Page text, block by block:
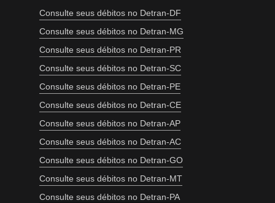
Consulte seus débitos no Detran-DF
Consulte seus débitos no Detran-MG
Consulte seus débitos no Detran-PR
Consulte seus débitos no Detran-SC
Consulte seus débitos no Detran-PE
Consulte seus débitos no Detran-CE
Consulte seus débitos no Detran-AP
Consulte seus débitos no Detran-AC
Consulte seus débitos no Detran-GO
Consulte seus débitos no Detran-MT
Consulte seus débitos no Detran-PA